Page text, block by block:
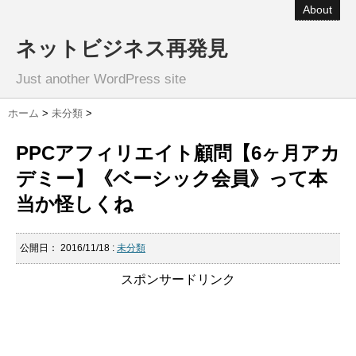
About
ネットビジネス再発見
Just another WordPress site
ホーム > 未分類 >
PPCアフィリエイト顧問【6ヶ月アカ
デミー】《ベーシック会員》って本
当か怪しくね
公開日： 2016/11/18 : 未分類
スポンサードリンク